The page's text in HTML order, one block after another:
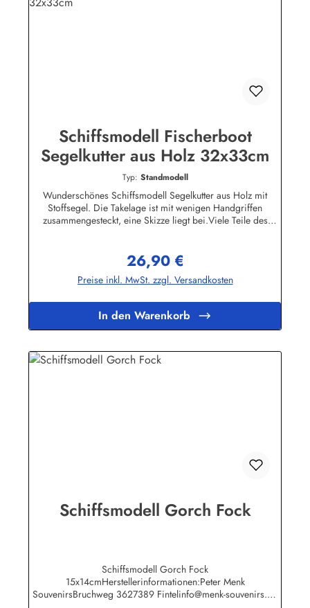
Schiffsmodell Fischerboot
Segelkutter aus Holz 32x33cm
Typ: Standmodell
Wunderschönes Schiffsmodell Segelkutter aus Holz mit
Stoffsegel. Die Takelage ist mit wenigen Handgriffen
zusammengesteckt, eine Skizze liegt bei.Viele Teile des
jedes Büro, Kellerbar oder Wohnzimmer. Bitte beachten Sie,
dass das Schiffsmodell nicht schwimmfähig ist.Länge ca.
32cm Höhe ca. 33cm
Regulärer Preis:
26,90 €
Preise inkl. MwSt. zzgl. Versandkosten
In den Warenkorb
Schiffsmodell Gorch Fock
Schiffsmodell Gorch Fock
15x14cmHerstellerinformationen:Peter Menk
SouvenirsBruchweg 3627389 Fintelinfo@menk-souvenirs.de